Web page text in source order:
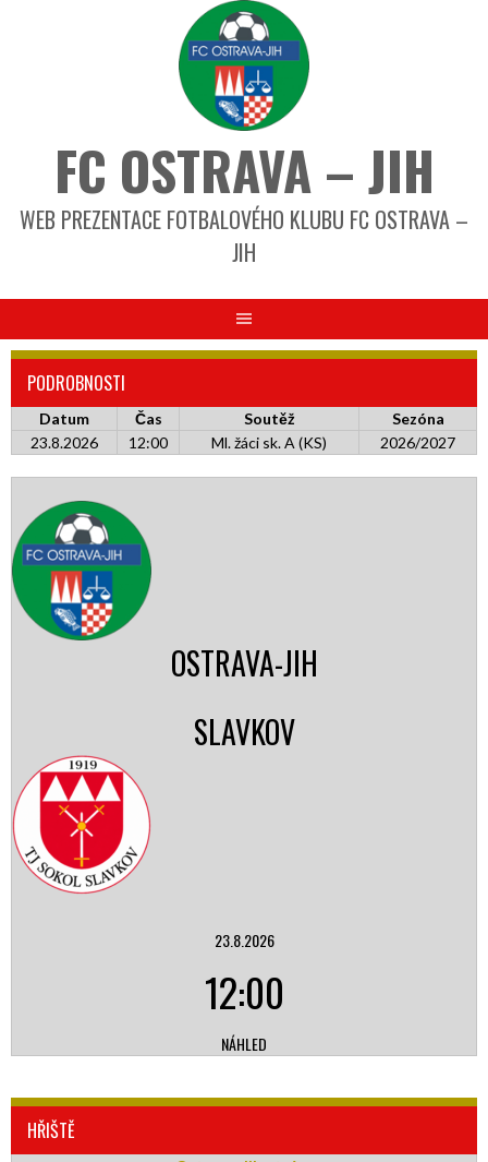
FC OSTRAVA – JIH
WEB PREZENTACE FOTBALOVÉHO KLUBU FC OSTRAVA –
JIH
PODROBNOSTI
Datum Čas Soutěž
Sezóna
23.8.2026
12:00 Ml. žáci sk. A (KS) 2026/2027
OSTRAVA-JIH
SLAVKOV
23.8.2026
12:00
NÁHLED
HŘIŠTĚ